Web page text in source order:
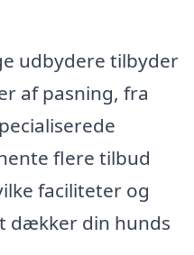
udbydere tilbyder
af pasning, fra
flere tilbud
faciliteter og
dækker din hunds